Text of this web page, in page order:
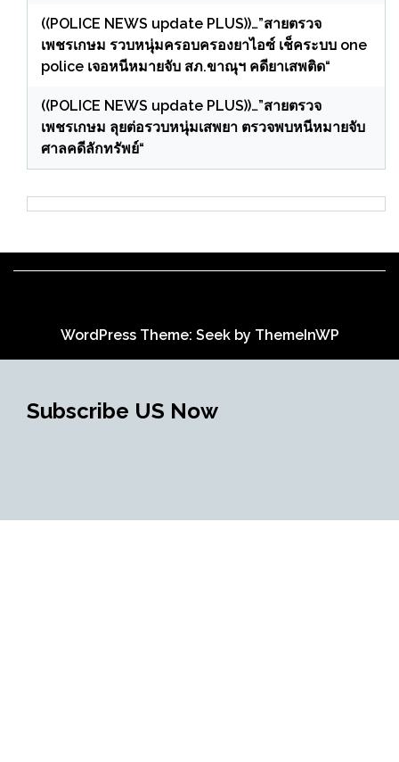
((POLICE NEWS update PLUS))…”สายตรวจ
เพชรเกษม รวบหนุ่มครอบครองยาไอซ์ เช็คระบบ one
police เจอหนีหมายจับ สภ.ขาณุฯ คดียาเสพติด“
((POLICE NEWS update PLUS))…”สายตรวจ
เพชรเกษม ลุยต่อรวบหนุ่มเสพยา ตรวจพบหนีหมายจับ
ศาลคดีลักทรัพย์“
WordPress Theme: Seek by ThemeInWP
Subscribe US Now